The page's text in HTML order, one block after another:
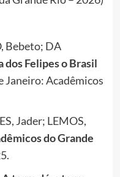
Bebeto; DA
dos Felipes o Brasil
Janeiro: Acadêmicos
Jader; LEMOS,
do Grande